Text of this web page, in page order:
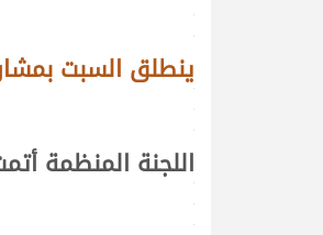
.
.
ينطلق السبت.
.
.
اللجنة المنظمة.
.
.